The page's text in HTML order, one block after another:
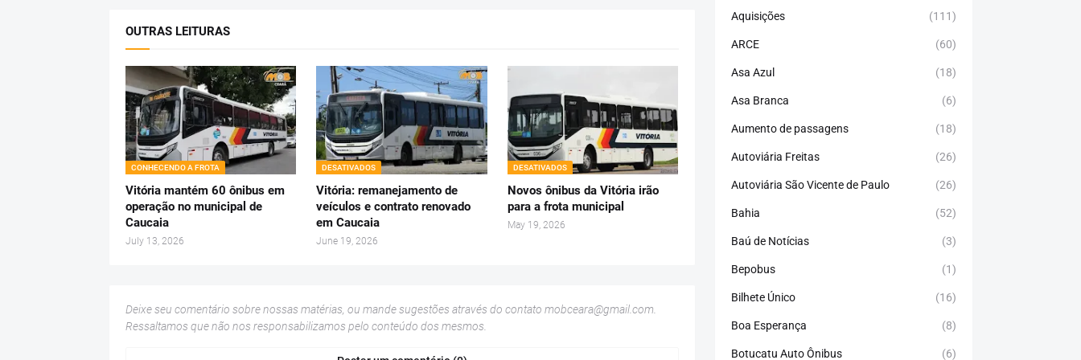
OUTRAS LEITURAS
CONHECENDO A FROTA
Vitória mantém 60 ônibus em
operação no municipal de
Caucaia
July 13, 2026
DESATIVADOS
Vitória: remanejamento de
veículos e contrato renovado
em Caucaia
June 19, 2026
DESATIVADOS
Novos ônibus da Vitória irão
para a frota municipal
May 19, 2026
Deixe seu comentário sobre nossas matérias, ou mande sugestões através do contato mobceara@gmail.com.
Ressaltamos que não nos responsabilizamos pelo conteúdo dos mesmos.
Aquisições (111)
ARCE (60)
Asa Azul (18)
Asa Branca (6)
Aumento de passagens (18)
Autoviária Freitas (26)
Autoviária São Vicente de Paulo (26)
Bahia (52)
Baú de Notícias (3)
Bepobus (1)
Bilhete Único (16)
Boa Esperança (8)
Botucatu Auto Ônibus (6)